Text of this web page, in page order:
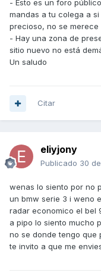
- Esto es un foro
mandas a tu colega a
precioso, no se merece
- Hay una zona de
sitio nuevo no está
Un saludo
Citar
eliyjony
Publicado 30
wenas lo siento por no
un bmw serie 3 i weno
radar economico el bel
a pipo lo siento mucho
no se donde tengo que
te invito a que me